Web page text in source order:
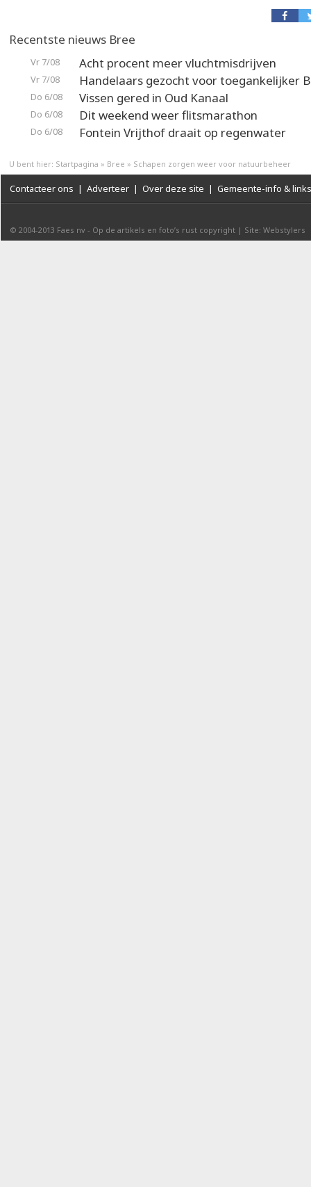
Recentste nieuws Bree
Vr 7/08 Acht procent meer vluchtmisdrijven
Vr 7/08 Handelaars gezocht voor toegankelijker
Do 6/08 Vissen gered in Oud Kanaal
Do 6/08 Dit weekend weer flitsmarathon
Do 6/08 Fontein Vrijthof draait op regenwater
U bent hier: Startpagina » Bree » Schapen zorgen weer voor natuurbeheer
Contacteer ons | Adverteer | Over deze site | Gemeente-info & links
© 2004-2013 Faes nv - Op de artikels en foto’s rust copyright | Site: Webstylers